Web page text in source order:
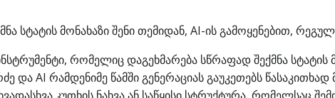
სტატის მონახაზი შენი თემიდან, AI-ის გამოყენებით,
რომელიც დაგეხმარება სწრაფად შექმნა სტატის
და AI რამდენიმე წამში გენერაციას გაუკეთებს